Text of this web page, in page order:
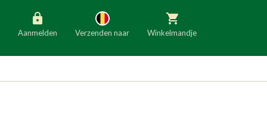
Aanmelden Verzenden naar Winkelmandje